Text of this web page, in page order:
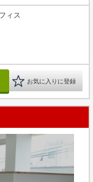
ィス
お気に入りに登録